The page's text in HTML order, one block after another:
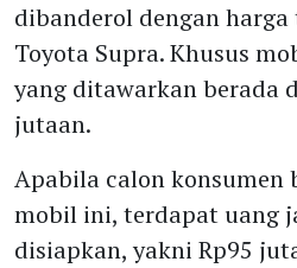
dibanderol dengan
Toyota Supra. Khusus
yang ditawarkan berada
jutaan.
Apabila calon konsumen
mobil ini, terdapat uang
disiapkan, yakni Rp95